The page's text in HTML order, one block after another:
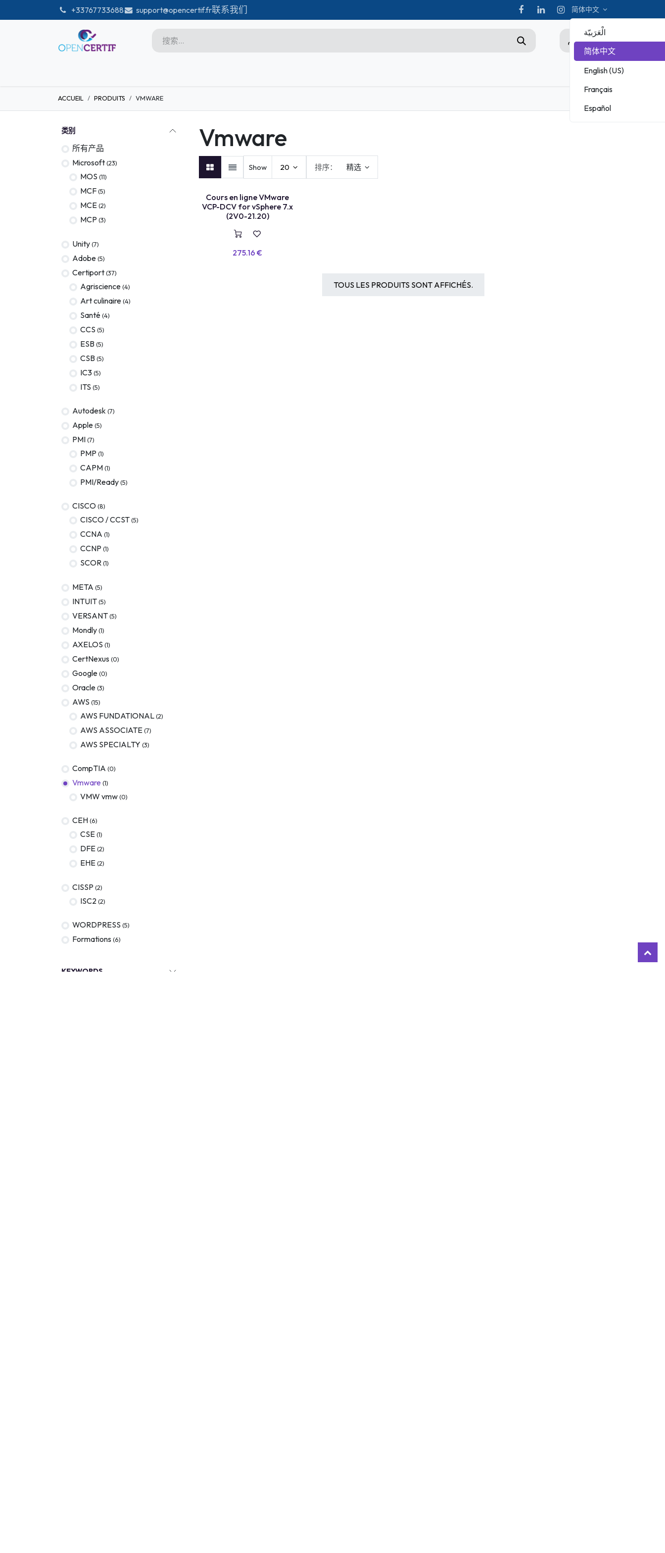
+33767733688 support@opencertif.fr联系我们 简体中文
الْعَرَبيّة
简体中文
English (US)
Français
Español
Microsoft
servicenow
Apple
Meta
Versant
axelos
Microsoft Excel Expert
Power Bi
Création d'entreprise
Création de Site
Webmarketing & Réseaux
Intelligence Artificielle
ACCUEIL PRODUITS VMWARE
类别
所有产品
Microsoft (23)
MOS (11)
MCF (5)
MCE (2)
MCP (3)
Unity (7)
Adobe (5)
Certiport (37)
Agriscience (4)
Art culinaire (4)
Santé (4)
CCS (5)
ESB (5)
CSB (5)
IC3 (5)
ITS (5)
Autodesk (7)
Apple (5)
PMI (7)
PMP (1)
CAPM (1)
PMI/Ready (5)
CISCO (8)
CISCO / CCST (5)
CCNA (1)
CCNP (1)
SCOR (1)
META (5)
INTUIT (5)
VERSANT (5)
Mondly (1)
AXELOS (1)
CertNexus (0)
Google(0)
Oracle(3)
AWS (15)
AWS FUNDATIONAL (2)
AWS ASSOCIATE (7)
AWS SPECIALTY (3)
CompTIA (0)
Vmware (1)
VMW vmw (0)
CEH (6)
CSE (1)
DFE (2)
EHE (2)
CISSP (2)
ISC2 (2)
WORDPRESS (5)
Formations (6)
KEYWORDS
Vmware
排序： 精选
Show 20
COURS EN LIGNE
Cours en ligne VMware
VCP-DCV for vSphere 7.x
(2V0-21.20)
275.16 €
TOUS LES PRODUITS SONT AFFICHÉS.